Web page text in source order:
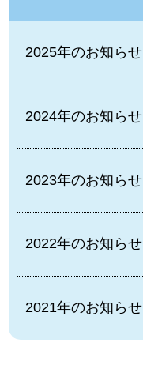
2025年のお知らせ
2024年のお知らせ
2023年のお知らせ
2022年のお知らせ
2021年のお知らせ